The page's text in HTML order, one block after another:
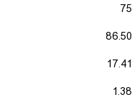
75
86.50
17.41
1.38